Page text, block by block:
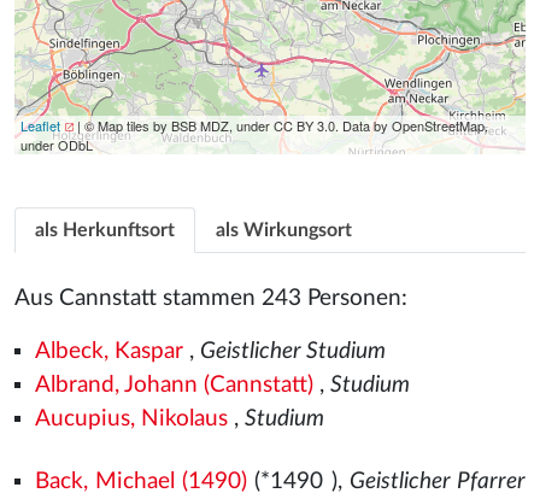
Leaflet
| © Map tiles by BSB MDZ, under CC BY 3.0. Data by OpenStreetMap,
under ODbL
als Herkunftsort als Wirkungsort
Aus Cannstatt stammen 243 Personen:
Albeck, Kaspar, Geistlicher Studium
Albrand, Johann (Cannstatt), Studium
Aucupius, Nikolaus, Studium
Back, Michael (1490) (*1490 ), Geistlicher Pfarrer